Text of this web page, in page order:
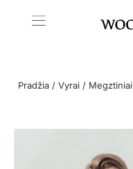
Pradžia / Vyrai / Megztiniai